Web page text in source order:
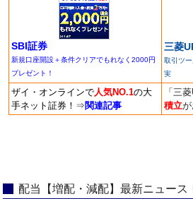
SBI証券
新規口座開設＋条件クリアでもれなく2000円
プレゼント！
三菱
取引ツ
実
ザイ・オンラインで人気NO.1の大
手ネット証券！ ⇒ 関連記事
「三
積立が
配当【増配・減配】最新ニュース